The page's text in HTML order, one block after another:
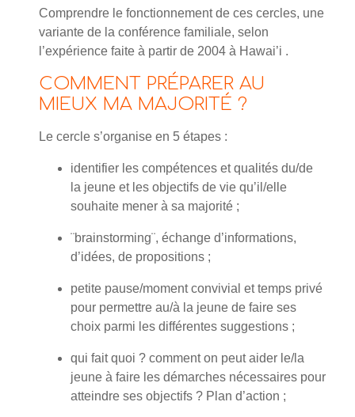
Comprendre le fonctionnement de ces cercles, une
variante de la conférence familiale, selon
l’expérience faite à partir de 2004 à Hawai’i .
COMMENT PRÉPARER AU
MIEUX MA MAJORITÉ ?
Le cercle s’organise en 5 étapes :
identifier les compétences et qualités du/de
la jeune et les objectifs de vie qu’il/elle
souhaite mener à sa majorité ;
¨brainstorming¨, échange d’informations,
d’idées, de propositions ;
petite pause/moment convivial et temps privé
pour permettre au/à la jeune de faire ses
choix parmi les différentes suggestions ;
qui fait quoi ? comment on peut aider le/la
jeune à faire les démarches nécessaires pour
atteindre ses objectifs ? Plan d’action ;